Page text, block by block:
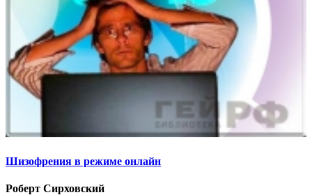
Шизофрения в режиме онлайн
Роберт Сирховский